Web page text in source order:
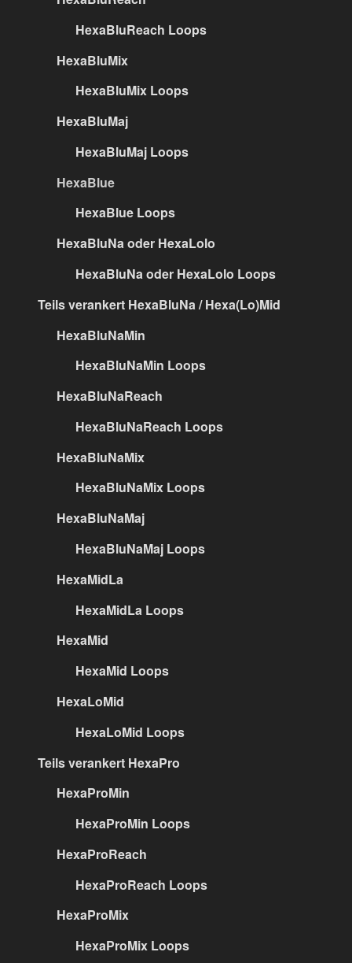
HexaBluReach Loops
HexaBluMix
HexaBluMix Loops
HexaBluMaj
HexaBluMaj Loops
HexaBlue
HexaBlue Loops
HexaBluNa oder HexaLolo
HexaBluNa oder HexaLolo Loops
Teils verankert HexaBluNa / Hexa(Lo)Mid
HexaBluNaMin
HexaBluNaMin Loops
HexaBluNaReach
HexaBluNaReach Loops
HexaBluNaMix
HexaBluNaMix Loops
HexaBluNaMaj
HexaBluNaMaj Loops
HexaMidLa
HexaMidLa Loops
HexaMid
HexaMid Loops
HexaLoMid
HexaLoMid Loops
Teils verankert HexaPro
HexaProMin
HexaProMin Loops
HexaProReach
HexaProReach Loops
HexaProMix
HexaProMix Loops